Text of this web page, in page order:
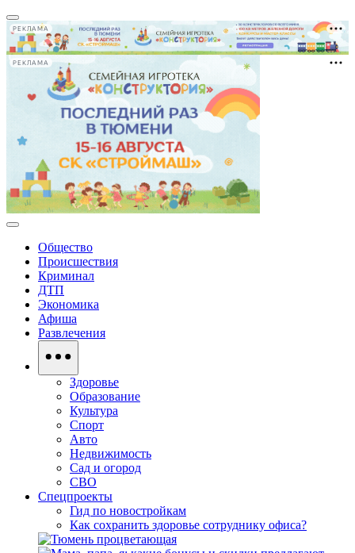
РЕКЛАМА
РЕКЛАМА
Общество
Происшествия
Криминал
ДТП
Экономика
Афиша
Развлечения
Здоровье
Образование
Культура
Спорт
Авто
Недвижимость
Сад и огород
СВО
Спецпроекты
Гид по новостройкам
Как сохранить здоровье сотруднику офиса?